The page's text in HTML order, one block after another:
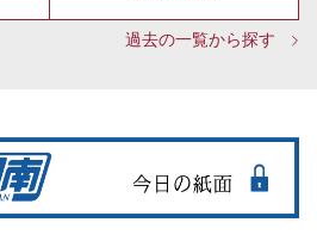
過去の一覧から探す